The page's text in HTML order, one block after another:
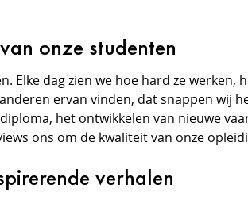
onze studenten
Elke dag zien we hoe hard ze
ervan vinden, dat snappen wij
het ontwikkelen van nieuwe
ons om de kwaliteit van onze
verhalen